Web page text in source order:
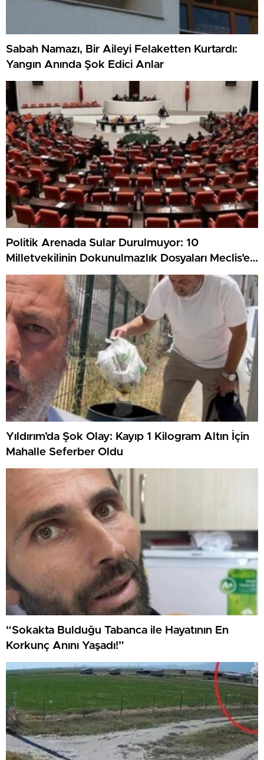
Sabah Namazı, Bir Aileyi Felaketten Kurtardı:
Yangın Anında Şok Edici Anlar
Politik Arenada Sular Durulmuyor: 10
Milletvekilinin Dokunulmazlık Dosyaları Meclis’e
Sunuldu
Yıldırım’da Şok Olay: Kayıp 1 Kilogram Altın İçin
Mahalle Seferber Oldu
“Sokakta Bulduğu Tabanca ile Hayatının En
Korkunç Anını Yaşadı!”